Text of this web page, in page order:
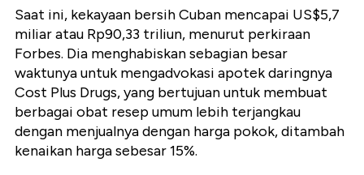
Saat ini, kekayaan bersih Cuban mencapai US$5,7
miliar atau Rp90,33 triliun, menurut perkiraan
Forbes. Dia menghabiskan sebagian besar
waktunya untuk mengadvokasi apotek daringnya
Cost Plus Drugs, yang bertujuan untuk membuat
berbagai obat resep umum lebih terjangkau
dengan menjualnya dengan harga pokok, ditambah
kenaikan harga sebesar 15%.